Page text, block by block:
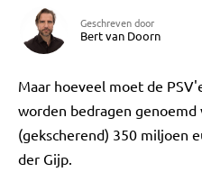
Geschreven door
Bert van Doorn
Maar hoeveel moet de
worden bedragen
(gekscherend) 350 miljoen
der Gijp.